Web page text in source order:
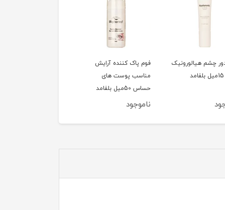
چشم هیالورونیک
فوم پاک کننده آرایش
مناسب پوست های
حساس 50میل بلفامد
ناموجود